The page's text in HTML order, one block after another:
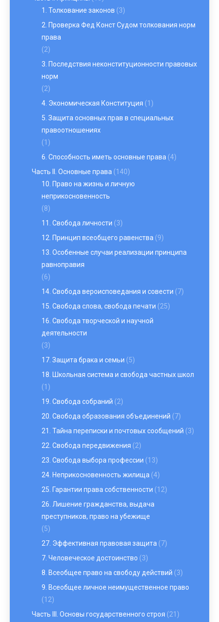
1. Толкование законов (3)
2. Проверка Фед Конст Судом толкования норм
права
(2)
3. Последствия неконституционности правовых
норм
(2)
4. Экономическая Конституция (1)
5. Защита основных прав в специальных
правоотношениях
(1)
6. Способность иметь основные права (4)
Часть II. Основные права (140)
10. Право на жизнь и личную
неприкосновенность
(8)
11. Свобода личности (3)
12. Принцип всеобщего равенства (9)
13. Особенные случаи реализации принципа
равноправия
(6)
14. Свобода вероисповедания и совести (7)
15. Свобода слова, свобода печати (25)
16. Свобода творческой и научной
деятельности
(3)
17. Защита брака и семьи (5)
18. Школьная система и свобода частных школ
(1)
19. Свобода собраний (2)
20. Свобода образования объединений (7)
21. Тайна переписки и почтовых сообщений (3)
22. Свобода передвижения (2)
23. Свобода выбора профессии (13)
24. Неприкосновенность жилища (4)
25. Гарантии права собственности (12)
26. Лишение гражданства, выдача
преступников, право на убежище
(5)
27. Эффективная правовая защита (7)
7. Человеческое достоинство (3)
8. Всеобщее право на свободу действий (3)
9. Всеобщее личное неимущественное право
(12)
Часть III. Основы государственного строя (21)